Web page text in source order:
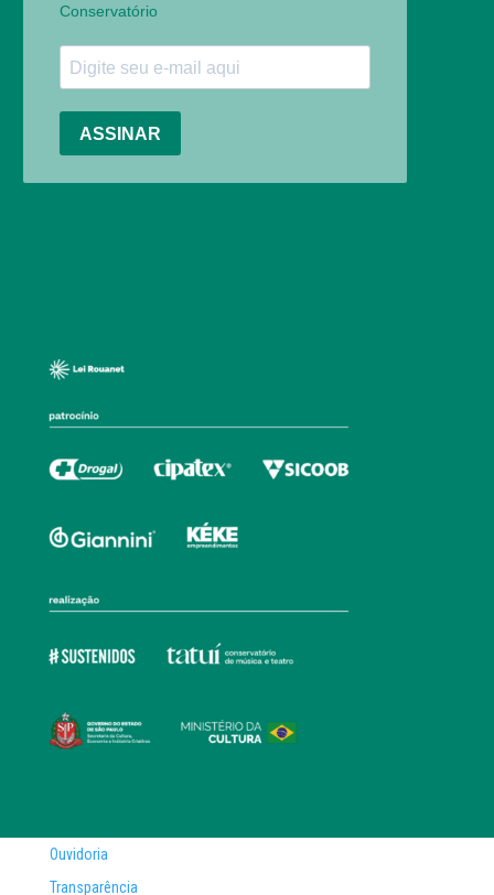
Ouvidoria
Transparência